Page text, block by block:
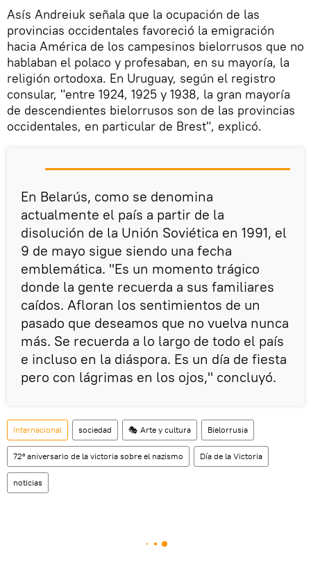
Asís Andreiuk señala que la ocupación de las
provincias occidentales favoreció la emigración
hacia América de los campesinos bielorrusos que no
hablaban el polaco y profesaban, en su mayoría, la
religión ortodoxa. En Uruguay, según el registro
consular, "entre 1924, 1925 y 1938, la gran mayoría
de descendientes bielorrusos son de las provincias
occidentales, en particular de Brest", explicó.
En Belarús, como se denomina
actualmente el país a partir de la
disolución de la Unión Soviética en 1991, el
9 de mayo sigue siendo una fecha
emblemática. "Es un momento trágico
donde la gente recuerda a sus familiares
caídos. Afloran los sentimientos de un
pasado que deseamos que no vuelva nunca
más. Se recuerda a lo largo de todo el país
e incluso en la diáspora. Es un día de fiesta
pero con lágrimas en los ojos," concluyó.
Internacional sociedad 🎭 Arte y cultura Bielorrusia
72º aniversario de la victoria sobre el nazismo Día de la Victoria
noticias